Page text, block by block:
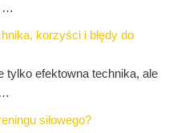
…
korzyści i błędy do
tylko efektowna technika, ale
siłowego?